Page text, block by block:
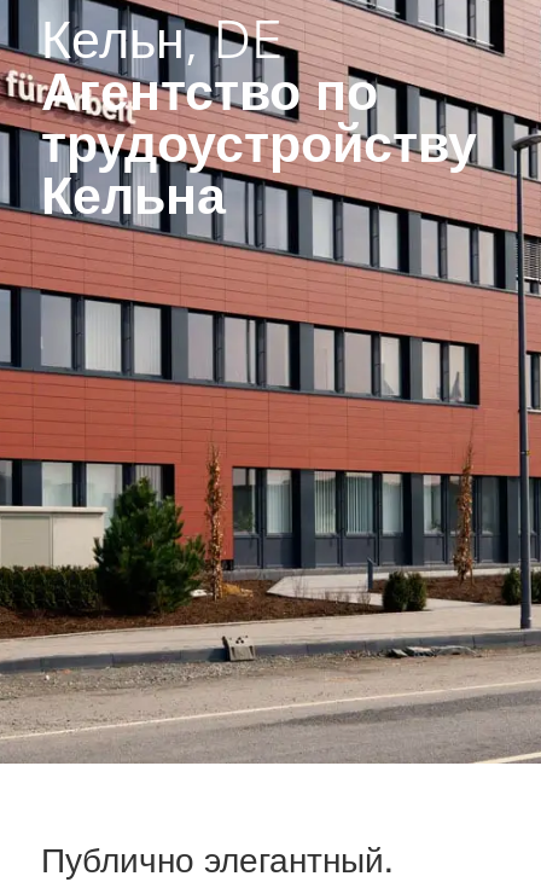
Кельн, DE
Агентство по
трудоустройству
Кельна
Публично элегантный.